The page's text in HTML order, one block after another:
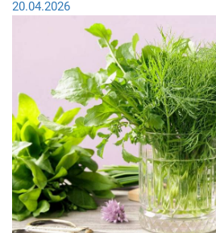
20.04.2026